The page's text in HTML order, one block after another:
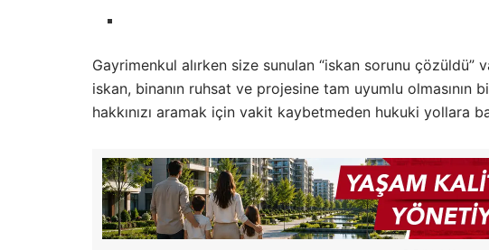
Gayrimenkul alırken size sunulan “iskan sorunu çözüldü”
iskan, binanın ruhsat ve projesine tam uyumlu olmasının
hakkınızı aramak için vakit kaybetmeden hukuki yollara